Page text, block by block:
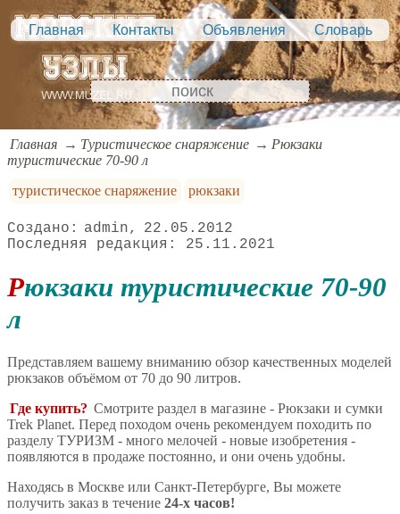
Главная Контакты Объявления Словарь
Главная Туристическое снаряжение
Рюкзаки
туристические 70-90 л
туристическое снаряжение
рюкзаки
admin
22.05.2012
25.11.2021
Рюкзаки туристические 70-90
л
Представляем вашему вниманию обзор качественных моделей
рюкзаков объёмом от 70 до 90 литров.
Где купить? Смотрите раздел в магазине - Рюкзаки и сумки
Trek Planet. Перед походом очень рекомендуем походить по
разделу ТУРИЗМ - много мелочей - новые изобретения -
появляются в продаже постоянно, и они очень удобны.
Находясь в Москве или Санкт-Петербурге, Вы можете
получить заказ в течение 24-х часов!